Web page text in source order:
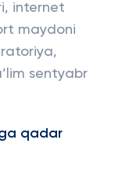
internet
maydoni
sentyabr
qadar